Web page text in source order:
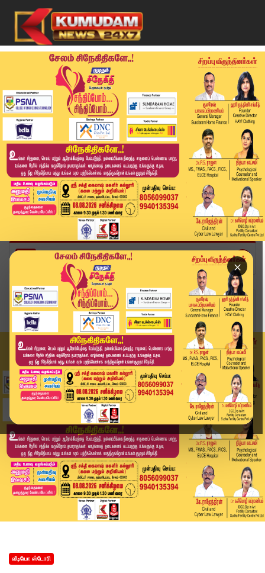
×
Home
வீடியோ ஸ்டோரி
Today Headlines - 20 June 2026 | 8 மணி தலைப்புச...
வீடியோ ஸ்டோரி